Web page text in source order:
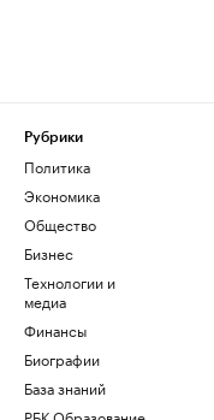
Рубрики
Политика
Экономика
Общество
Бизнес
Технологии и
медиа
Финансы
Биографии
База знаний